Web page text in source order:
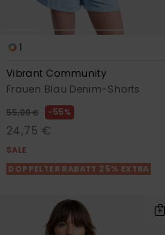
1
Vibrant Community
Frauen Blau Denim-Shorts
55,00 € 55%
24,75 €
SALE
DOPPELTER RABATT 25% EXTRA